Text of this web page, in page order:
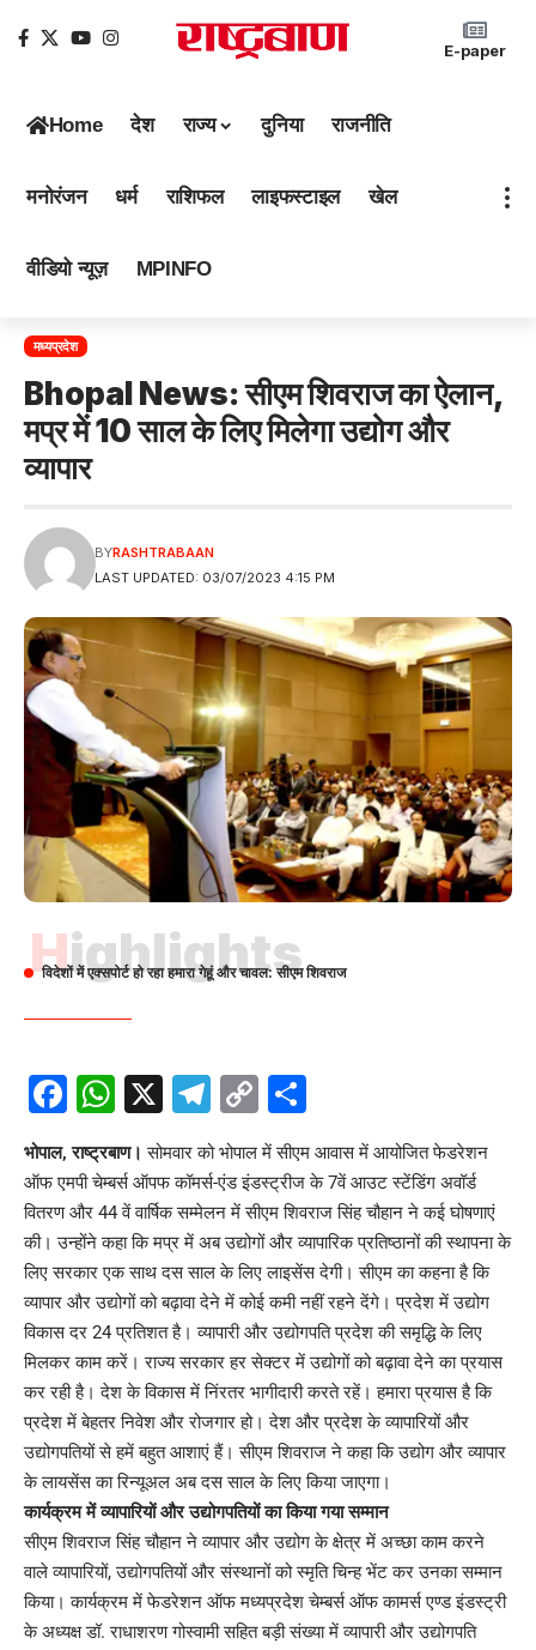
E-paper
Home देश राज्य दुनिया राजनीति
मनोरंजन धर्म राशिफल लाइफस्टाइल खेल
वीडियो न्यूज़ MPINFO
मध्यप्रदेश
Bhopal News: सीएम शिवराज का ऐलान,
मप्र में 10 साल के लिए मिलेगा उद्योग और
व्यापार
LAST UPDATED: 03/07/2023 4:15 PM
BYRASHTRABAAN
Highlights
विदेशों में एक्सपोर्ट हो रहा हमारा गेहूं और चावल: सीएम शिवराज
Facebook
WhatsApp
X Telegram
Copy
Link
भोपाल, राष्ट्रबाण।सोमवार को भोपाल में सीएम आवास में आयोजित फेडरेशन
ऑफ एमपी चेम्बर्स ऑपफ कॉमर्स-एंड इंडस्ट्रीज के 7वें आउट स्टेंडिंग अवॉर्ड
वितरण और 44 वें वार्षिक सम्मेलन में सीएम शिवराज सिंह चौहान ने कई घोषणाएं
की। उन्होंने कहा कि मप्र में अब उद्योगों और व्यापारिक प्रतिष्ठानों की स्थापना के
लिए सरकार एक साथ दस साल के लिए लाइसेंस देगी। सीएम का कहना है कि
व्यापार और उद्योगों को बढ़ावा देने में कोई कमी नहीं रहने देंगे। प्रदेश में उद्योग
विकास दर 24 प्रतिशत है। व्यापारी और उद्योगपति प्रदेश की समृद्धि के लिए
मिलकर काम करें। राज्य सरकार हर सेक्टर में उद्योगों को बढ़ावा देने का प्रयास
कर रही है। देश के विकास में निंरतर भागीदारी करते रहें। हमारा प्रयास है कि
प्रदेश में बेहतर निवेश और रोजगार हो। देश और प्रदेश के व्यापारियों और
उद्योगपतियों से हमें बहुत आशाएं हैं। सीएम शिवराज ने कहा कि उद्योग और व्यापार
के लायसेंस का रिन्यूअल अब दस साल के लिए किया जाएगा।
कार्यक्रम में व्यापारियों और उद्योगपतियों का किया गया सम्मान
सीएम शिवराज सिंह चौहान ने व्यापार और उद्योग के क्षेत्र में अच्छा काम करने
वाले व्यापारियों, उद्योगपतियों और संस्थानों को स्मृति चिन्ह भेंट कर उनका सम्मान
किया। कार्यक्रम में फेडरेशन ऑफ मध्यप्रदेश चेम्बर्स ऑफ कामर्स एण्ड इंडस्ट्री
के अध्यक्ष डॉ. राधाशरण गोस्वामी सहित बड़ी संख्या में व्यापारी और उद्योगपति